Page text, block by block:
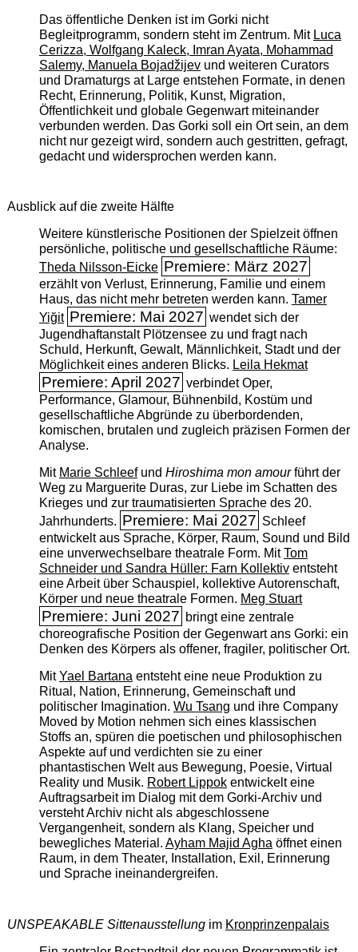
Das öffentliche Denken ist im Gorki nicht
Begleitprogramm, sondern steht im Zentrum. Mit Luca
Cerizza, Wolfgang Kaleck, Imran Ayata, Mohammad
Salemy, Manuela Bojadžijevund weiteren Curators
und Dramaturgs at Large entstehen Formate, in denen
Recht, Erinnerung, Politik, Kunst, Migration,
Öffentlichkeit und globale Gegenwart miteinander
verbunden werden. Das Gorki soll ein Ort sein, an dem
nicht nur gezeigt wird, sondern auch gestritten, gefragt,
gedacht und widersprochen werden kann.
Ausblick auf die zweite Hälfte
Weitere künstlerische Positionen der Spielzeit öffnen
persönliche, politische und gesellschaftliche Räume:
Theda Nilsson-Eicke Premiere: März 2027
erzählt von Verlust, Erinnerung, Familie und einem
Haus, das nicht mehr betreten werden kann. Tamer
Yiğit Premiere: Mai 2027 wendet sich der
Jugendhaftanstalt Plötzensee zu und fragt nach
Schuld, Herkunft, Gewalt, Männlichkeit, Stadt und der
Möglichkeit eines anderen Blicks. Leila Hekmat
Premiere: April 2027 verbindet Oper,
Performance, Glamour, Bühnenbild, Kostüm und
gesellschaftliche Abgründe zu überbordenden,
komischen, brutalen und zugleich präzisen Formen der
Analyse.
Mit Marie Schleefund Hiroshima mon amourführt der
Weg zu Marguerite Duras, zur Liebe im Schatten des
Krieges und zur traumatisierten Sprache des 20.
Jahrhunderts. Premiere: Mai 2027 Schleef
entwickelt aus Sprache, Körper, Raum, Sound und Bild
eine unverwechselbare theatrale Form. MitTom
Schneider und Sandra Hüller: Farn Kollektiventsteht
eine Arbeit über Schauspiel, kollektive Autorenschaft,
Körper und neue theatrale Formen. Meg Stuart
Premiere: Juni 2027 bringt eine zentrale
choreografische Position der Gegenwart ans Gorki: ein
Denken des Körpers als offener, fragiler, politischer Ort.
MitYael Bartanaentsteht eine neue Produktion zu
Ritual, Nation, Erinnerung, Gemeinschaft und
politischer Imagination. Wu Tsang und ihre Company
Moved by Motion nehmen sich eines klassischen
Stoffs an, spüren die poetischen und philosophischen
Aspekte auf und verdichten sie zu einer
phantastischen Welt aus Bewegung, Poesie, Virtual
Reality und Musik. Robert Lippokentwickelt eine
Auftragsarbeit im Dialog mit dem Gorki-Archiv und
versteht Archiv nicht als abgeschlossene
Vergangenheit, sondern als Klang, Speicher und
bewegliches Material. Ayham Majid Aghaöffnet einen
Raum, in dem Theater, Installation, Exil, Erinnerung
und Sprache ineinandergreifen.
UNSPEAKABLE Sittenausstellungim Kronprinzenpalais